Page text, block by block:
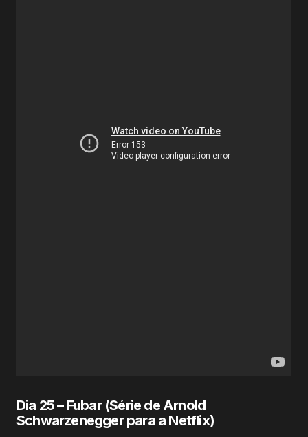
Dia 25 – Fubar (Série de Arnold
Schwarzenegger para a Netflix)